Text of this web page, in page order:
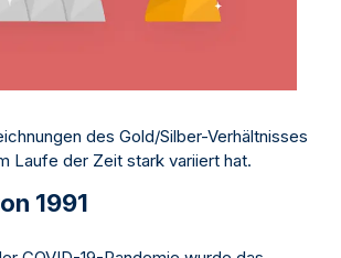
des Gold/Silber-Verhältnisses
Laufe der Zeit stark variiert hat.
1991